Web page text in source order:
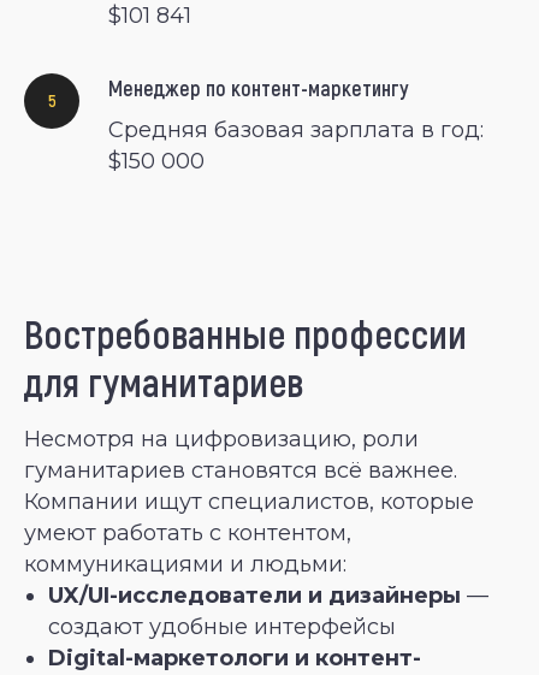
$101 841
Менеджер по контент-маркетингу
Средняя базовая зарплата в год:
$150 000
Востребованные профессии
для гуманитариев
Несмотря на цифровизацию, роли
гуманитариев становятся всё важнее.
Компании ищут специалистов, которые
умеют работать с контентом,
коммуникациями и людьми:
UX/UI-исследователи и дизайнеры —
создают удобные интерфейсы
Digital-маркетологи и контент-